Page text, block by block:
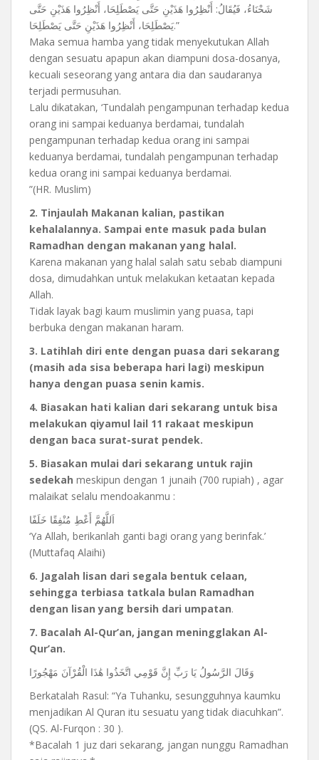
شَحْنَاءُ، فَيُقَالُ: أَنْظِرُوا هَذَيْنِ حَتَّى يَصْطَلِحَا، أَنْظِرُوا هَذَيْنِ حَتَّى
يَصْطَلِحَا، أَنْظِرُوا هَذَيْنِ حَتَّى يَصْطَلِحَا.”
Maka semua hamba yang tidak menyekutukan Allah
dengan sesuatu apapun akan diampuni dosa-dosanya,
kecuali seseorang yang antara dia dan saudaranya
terjadi permusuhan.
Lalu dikatakan, ‘Tundalah pengampunan terhadap kedua
orang ini sampai keduanya berdamai, tundalah
pengampunan terhadap kedua orang ini sampai
keduanya berdamai, tundalah pengampunan terhadap
kedua orang ini sampai keduanya berdamai.
”(HR. Muslim)
2. Tinjaulah Makanan kalian, pastikan
kehalalannya. Sampai ente masuk pada bulan
Ramadhan dengan makanan yang halal.
Karena makanan yang halal salah satu sebab diampuni
dosa, dimudahkan untuk melakukan ketaatan kepada
Allah.
Tidak layak bagi kaum muslimin yang puasa, tapi
berbuka dengan makanan haram.
3. Latihlah diri ente dengan puasa dari sekarang
(masih ada sisa beberapa hari lagi) meskipun
hanya dengan puasa senin kamis.
4. Biasakan hati kalian dari sekarang untuk bisa
melakukan qiyamul lail 11 rakaat meskipun
dengan baca surat-surat pendek.
5. Biasakan mulai dari sekarang untuk rajin
sedekah meskipun dengan 1 junaih (700 rupiah) , agar
malaikat selalu mendoakanmu :
اَللَّهُمَّ أَعْطِ مُنْفِقًا خَلَفًا
‘Ya Allah, berikanlah ganti bagi orang yang berinfak.’
(Muttafaq Alaihi)
6. Jagalah lisan dari segala bentuk celaan,
sehingga terbiasa tatkala bulan Ramadhan
dengan lisan yang bersih dari umpatan.
7. Bacalah Al-Qur’an, jangan meningglakan Al-
Qur’an.
وَقَالَ الرَّسُولُ يَا رَبِّ إِنَّ قَوْمِي اتَّخَذُوا هَٰذَا الْقُرْآنَ مَهْجُورًا
Berkatalah Rasul: “Ya Tuhanku, sesungguhnya kaumku
menjadikan Al Quran itu sesuatu yang tidak diacuhkan”.
(QS. Al-Furqon : 30 ).
*Bacalah 1 juz dari sekarang, jangan nunggu Ramadhan